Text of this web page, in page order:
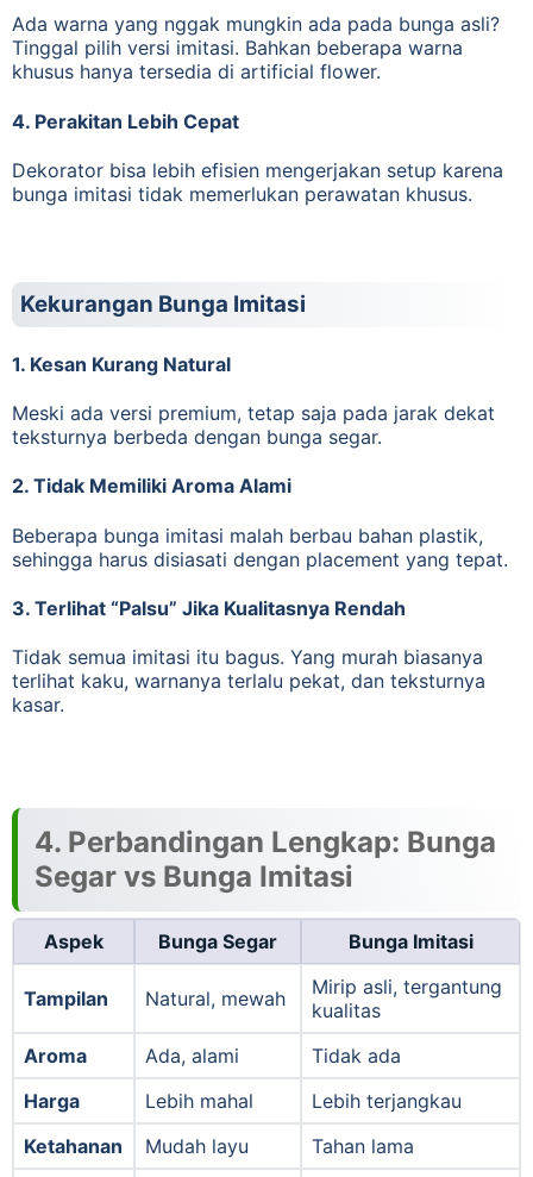
Ada warna yang nggak mungkin ada pada bunga asli?
Tinggal pilih versi imitasi. Bahkan beberapa warna
khusus hanya tersedia di artificial flower.
4. Perakitan Lebih Cepat
Dekorator bisa lebih efisien mengerjakan setup karena
bunga imitasi tidak memerlukan perawatan khusus.
Kekurangan Bunga Imitasi
1. Kesan Kurang Natural
Meski ada versi premium, tetap saja pada jarak dekat
teksturnya berbeda dengan bunga segar.
2. Tidak Memiliki Aroma Alami
Beberapa bunga imitasi malah berbau bahan plastik,
sehingga harus disiasati dengan placement yang tepat.
3. Terlihat “Palsu” Jika Kualitasnya Rendah
Tidak semua imitasi itu bagus. Yang murah biasanya
terlihat kaku, warnanya terlalu pekat, dan teksturnya
kasar.
4. Perbandingan Lengkap: Bunga
Segar vs Bunga Imitasi
Aspek Bunga Segar Bunga Imitasi
Tampilan Natural, mewah
Mirip asli, tergantung
kualitas
Aroma
Ada, alami
Tidak ada
Harga
Lebih mahal
Lebih terjangkau
Ketahanan
Mudah layu Tahan lama